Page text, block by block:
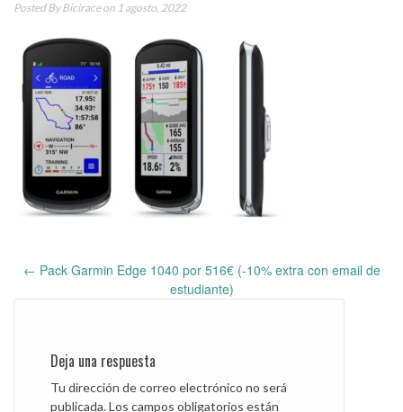
Posted ByBiciraceon 1 agosto, 2022
navigation
← Pack Garmin Edge 1040 por 516€ (-10% extra con email de
estudiante)
Deja una respuesta
Tu dirección de correo electrónico no será
publicada.Los campos obligatorios están